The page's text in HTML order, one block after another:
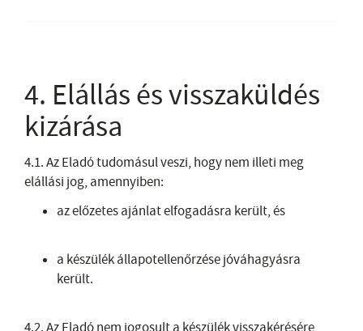
4. Elállás és visszaküldés
kizárása
4.1. Az Eladó tudomásul veszi, hogy nem illeti meg
elállási jog, amennyiben:
az előzetes ajánlat elfogadásra került, és
a készülék állapotellenőrzése jóváhagyásra
került.